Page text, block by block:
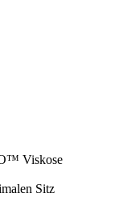
Viskose
Sitz